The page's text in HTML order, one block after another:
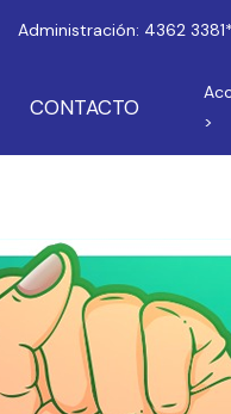
Administración: 4362 3381*
CONTACTO
>